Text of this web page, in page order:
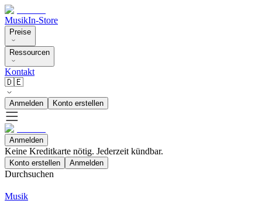
MusikIn-Store
Preise
Ressourcen
Kontakt
🇩🇪
Anmelden Konto erstellen
Anmelden
Keine Kreditkarte nötig. Jederzeit kündbar.
Konto erstellen Anmelden
Durchsuchen
Musik